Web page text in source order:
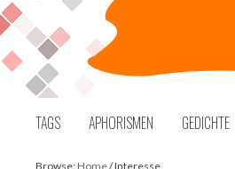
TAGS APHORISMEN GEDICHTE
Browse: Home/Interesse